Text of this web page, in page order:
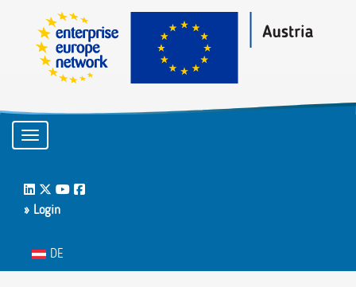
Toggle navigation
LinkedIn
Twitter
Youtube
Facebook
» Login
Sprache auswählen
DE